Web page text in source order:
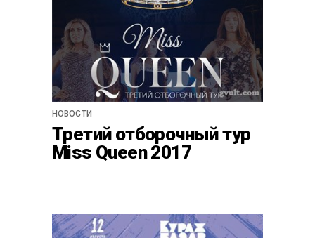
НОВОСТИ
Третий отборочный тур
Miss Queen 2017